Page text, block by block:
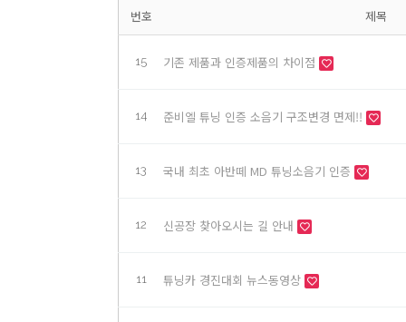
번호 제목
15 기존 제품과 인증제품의 차이점
14 준비엘 튜닝 인증 소음기 구조변경 면제!!
13 국내 최초 아반떼 MD 튜닝소음기 인증
12 신공장 찾아오시는 길 안내
11 튜닝카 경진대회 뉴스동영상